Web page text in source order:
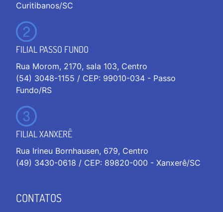
Curitibanos/SC
FILIAL PASSO FUNDO
Rua Morom, 2170, sala 103, Centro
(54) 3048-1155 / CEP: 99010-034 - Passo
Fundo/RS
FILIAL XANXERÊ
Rua Irineu Bornhausen, 679, Centro
(49) 3430-0618 / CEP: 89820-000 - Xanxerê/SC
CONTATOS